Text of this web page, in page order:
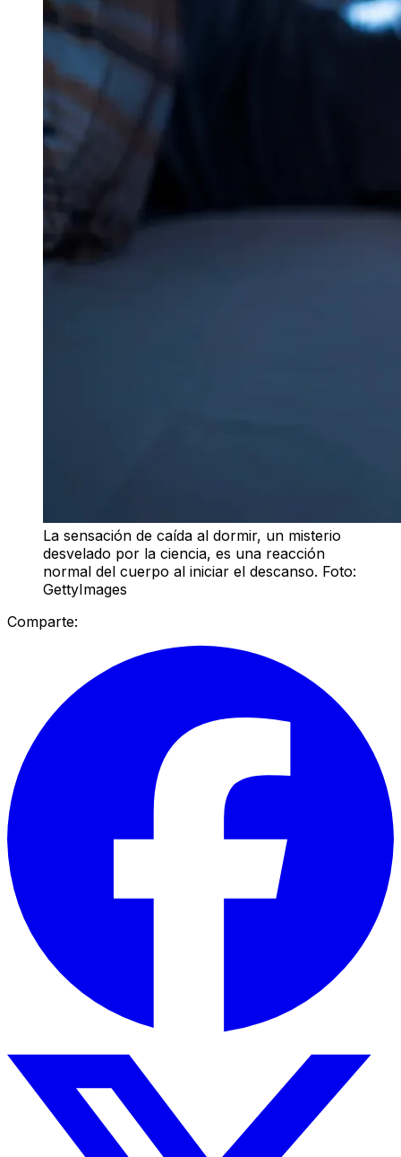
La sensación de caída al dormir, un misterio
desvelado por la ciencia, es una reacción
normal del cuerpo al iniciar el descanso. Foto:
GettyImages
Comparte: